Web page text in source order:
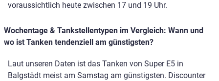
voraussichtlich heute zwischen 17 und 19 Uhr.
Wochentage & Tankstellentypen im Vergleich: Wann und
wo ist Tanken tendenziell am günstigsten?
Laut unseren Daten ist das Tanken von Super E5 in
Balgstädt meist am Samstag am günstigsten. Discounter